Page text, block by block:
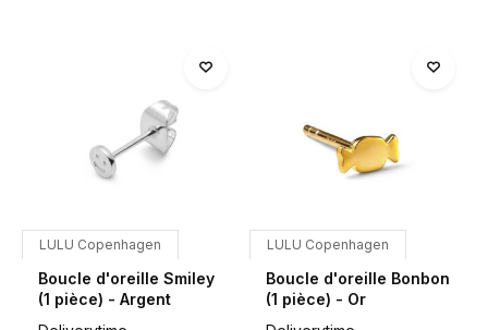
LULU Copenhagen
Boucle d'oreille Smiley
(1 pièce) - Argent
LULU Copenhagen
Boucle d'oreille Bonbon
(1 pièce) - Or